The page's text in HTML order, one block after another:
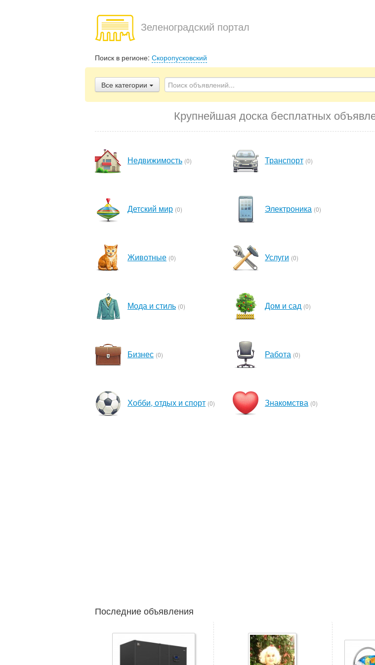
Зеленоградский портал
Поиск в регионе: Скоропусковский
Все категории
Крупнейшая доска бесплатных
Недвижимость (0) Транспорт (0)
Детский мир (0) Электроника (0)
Животные (0) Услуги (0)
Мода и стиль (0) Дом и сад (0)
Бизнес (0) Работа (0)
Хобби, отдых и спорт (0) Знакомства (0)
Последние объявления